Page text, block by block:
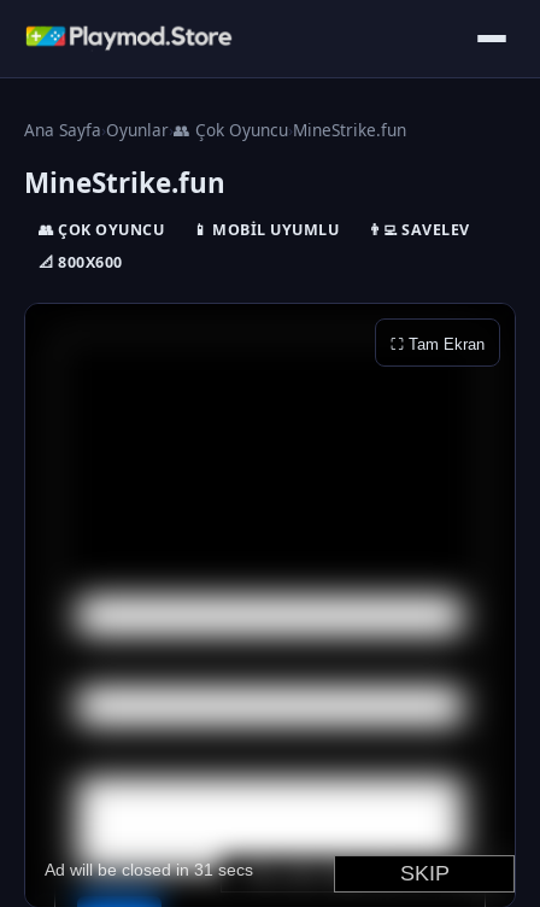
Ana Sayfa›Oyunlar›👥 Çok Oyuncu›MineStrike.fun
MineStrike.fun
👥 ÇOK OYUNCU 📱 MOBIL UYUMLU
👨‍💻 SAVELEV
📐 800X600
⛶ Tam Ekran